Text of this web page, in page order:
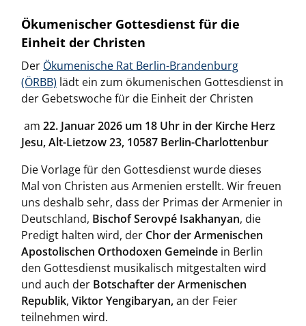
Ökumenischer Gottesdienst für die
Einheit der Christen
Der Ökumenische Rat Berlin-Brandenburg
(ÖRBB) lädt ein zum ökumenischen Gottesdienst in
der Gebetswoche für die Einheit der Christen
am 22. Januar 2026 um 18 Uhr in der Kirche Herz
Jesu, Alt-Lietzow 23, 10587 Berlin-Charlottenbur
Die Vorlage für den Gottesdienst wurde dieses
Mal von Christen aus Armenien erstellt. Wir freuen
uns deshalb sehr, dass der Primas der Armenier in
Deutschland, Bischof Serovpé Isakhanyan, die
Predigt halten wird, der Chor der Armenischen
Apostolischen Orthodoxen Gemeinde in Berlin
den Gottesdienst musikalisch mitgestalten wird
und auch der Botschafter der Armenischen
Republik, Viktor Yengibaryan,an der Feier
teilnehmen wird.